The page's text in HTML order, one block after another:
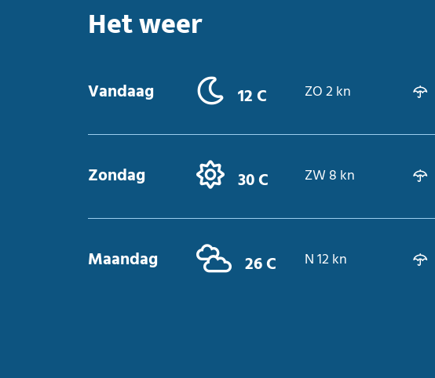
Het weer
Vandaag 12 C ZO 2 kn
Zondag 30 C ZW 8 kn
Maandag 26 C N 12 kn